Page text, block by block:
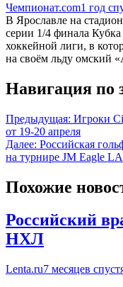
Чемпионат.com1 год
В Ярославле на
серии 1/4 финала
хоккейной лиги, в
на своём льду омский
Навигация по
Предыдущая: Игроки
от 19-20 апреля
Далее: Российская
на турнире JM Eagle
Похожие
Российский
НХЛ
Lenta.ru7 месяцев